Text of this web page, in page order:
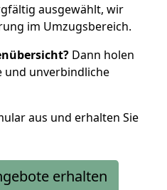
ausgewählt, wir
im Umzugsbereich.
Dann holen
und unverbindliche
aus und erhalten Sie
erhalten